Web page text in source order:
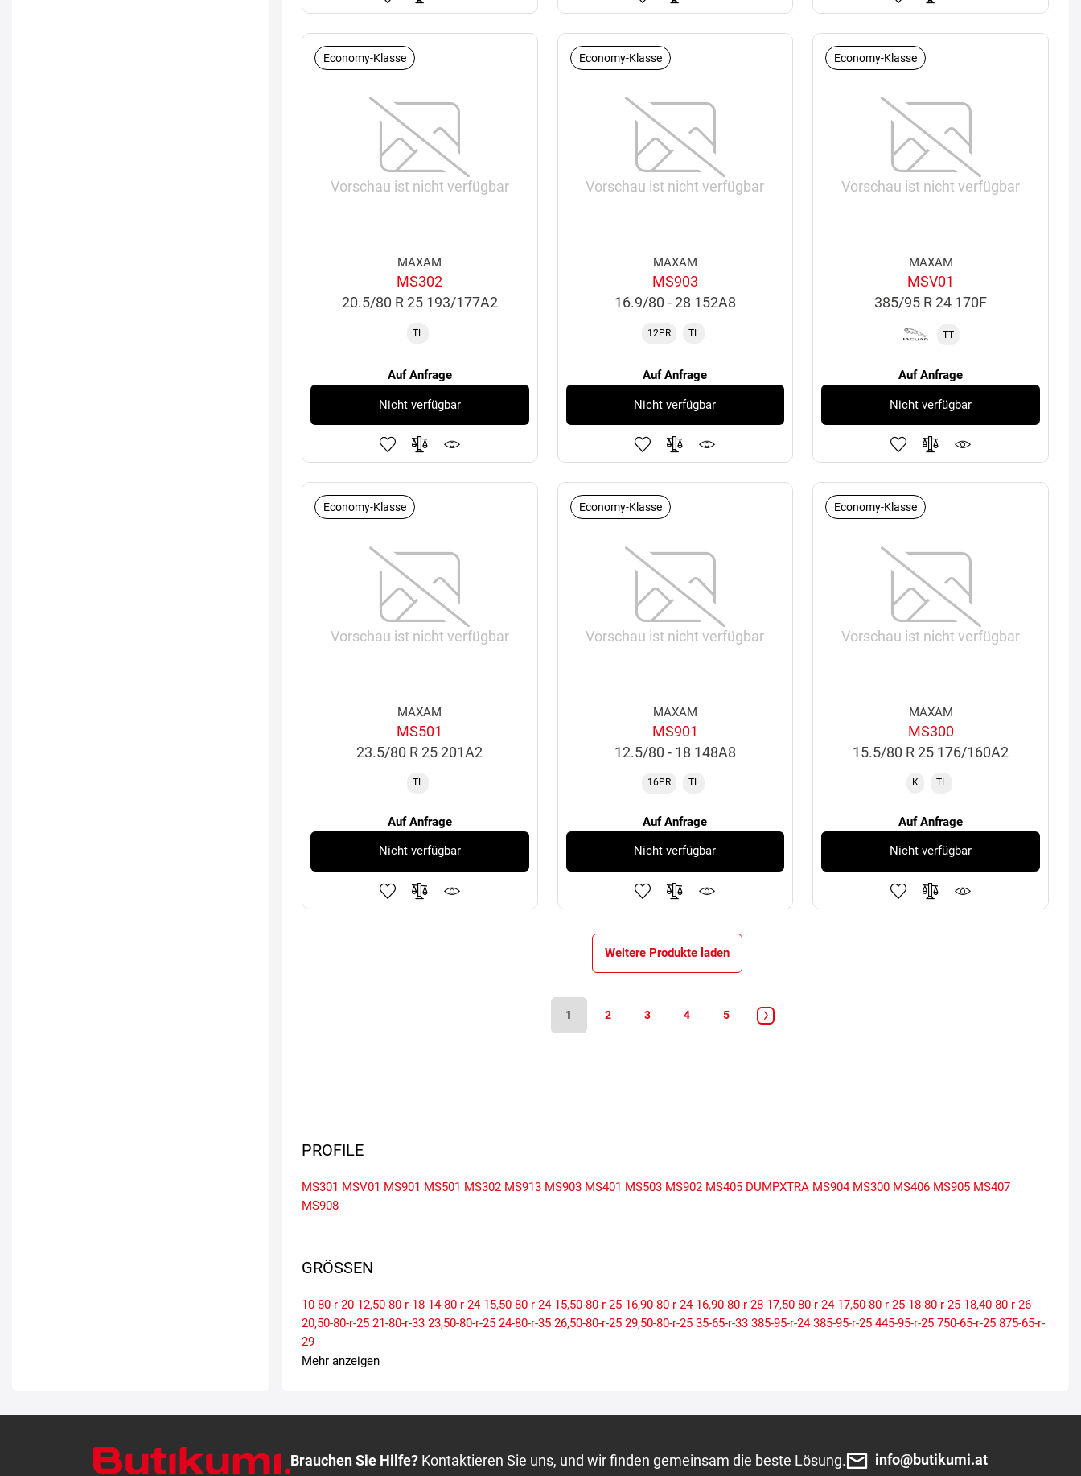
Vorschau ist nicht verfügbar
Economy-Klasse
MAXAM
MS302
20.5/80 R 25 193/177A2
TL
Auf Anfrage
Nicht verfügbar
Vorschau ist nicht verfügbar
Economy-Klasse
MAXAM
MS903
16.9/80 - 28 152A8
12PR TL
Auf Anfrage
Nicht verfügbar
Vorschau ist nicht verfügbar
Economy-Klasse
MAXAM
MSV01
385/95 R 24 170F
TT
Auf Anfrage
Nicht verfügbar
Vorschau ist nicht verfügbar
Economy-Klasse
MAXAM
MS501
23.5/80 R 25 201A2
TL
Auf Anfrage
Nicht verfügbar
Vorschau ist nicht verfügbar
Economy-Klasse
MAXAM
MS901
12.5/80 - 18 148A8
16PR TL
Auf Anfrage
Nicht verfügbar
Vorschau ist nicht verfügbar
Economy-Klasse
MAXAM
MS300
15.5/80 R 25 176/160A2
K TL
Auf Anfrage
Nicht verfügbar
Weitere Produkte laden
1 2 3 4 5
PROFILE
MS301 MSV01 MS901 MS501 MS302 MS913 MS903 MS401 MS503 MS902 MS405 DUMPXTRA MS904 MS300 MS406 MS905 MS407
MS908
GRÖSSEN
10-80-r-20 12,50-80-r-18 14-80-r-24 15,50-80-r-24 15,50-80-r-25 16,90-80-r-24 16,90-80-r-28 17,50-80-r-24 17,50-80-r-25 18-80-r-25 18,40-80-r-26
20,50-80-r-25 21-80-r-33 23,50-80-r-25 24-80-r-35 26,50-80-r-25 29,50-80-r-25 35-65-r-33 385-95-r-24 385-95-r-25 445-95-r-25 750-65-r-25 875-65-r-
29
Mehr anzeigen
Brauchen Sie Hilfe? Kontaktieren Sie uns, und wir finden gemeinsam die beste Lösung. info@butikumi.at